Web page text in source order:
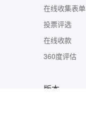
在线收集表单
投票评选
在线收款
360度评估
版本